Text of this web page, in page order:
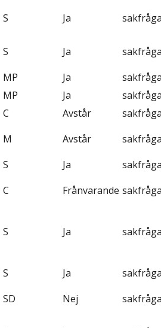
S Ja
S Ja
MP Ja
MP Ja
C Avstår
M Avstår
S Ja
C Frånvarande
S Ja
S Ja
SD Nej